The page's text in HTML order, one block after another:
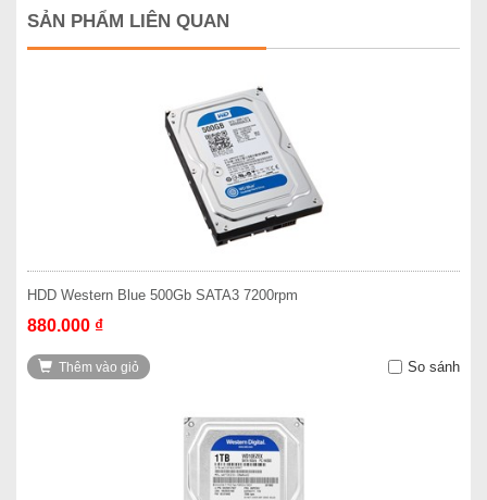
SẢN PHẨM LIÊN QUAN
HDD Western Blue 500Gb SATA3 7200rpm
880.000 ₫
Thêm vào giỏ So sánh